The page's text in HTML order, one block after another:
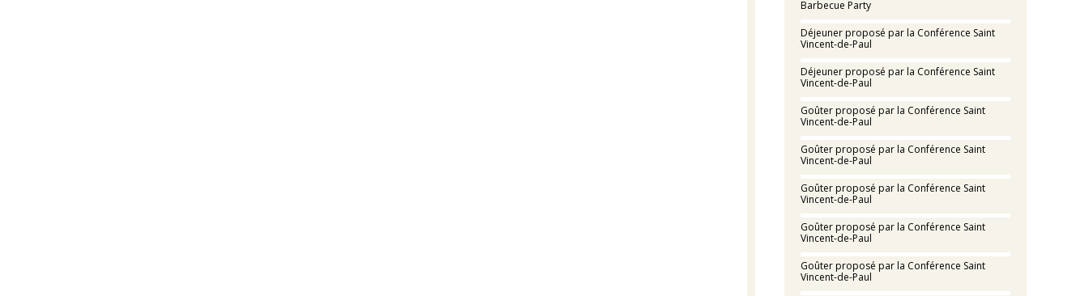
Barbecue Party
Déjeuner proposé par la Conférence Saint
Vincent-de-Paul
Déjeuner proposé par la Conférence Saint
Vincent-de-Paul
Goûter proposé par la Conférence Saint
Vincent-de-Paul
Goûter proposé par la Conférence Saint
Vincent-de-Paul
Goûter proposé par la Conférence Saint
Vincent-de-Paul
Goûter proposé par la Conférence Saint
Vincent-de-Paul
Goûter proposé par la Conférence Saint
Vincent-de-Paul